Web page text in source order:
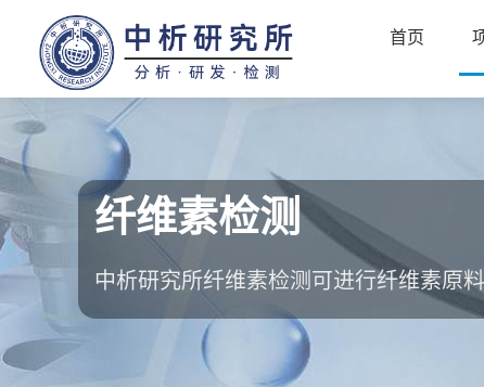
首页
纤维素检测
中析研究所纤维素检测可进行纤维素原